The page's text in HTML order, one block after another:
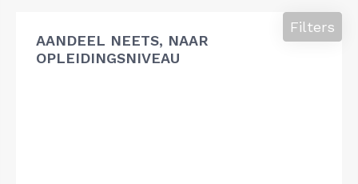
AANDEEL NEETS, NAAR
OPLEIDINGSNIVEAU
Filters